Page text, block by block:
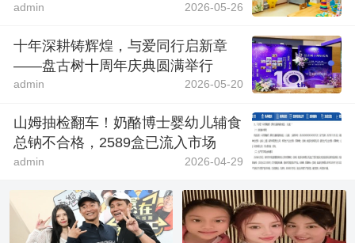
admin 2026-05-26
十年深耕铸辉煌，与爱同行启新章
——盘古树十周年庆典圆满举行
admin 2026-05-20
山姆抽检翻车！奶酪博士婴幼儿辅食
总钠不合格，2589盒已流入市场
admin 2026-04-29